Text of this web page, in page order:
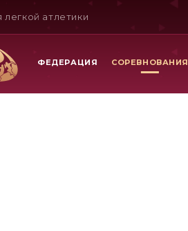
атлетики
ФЕДЕРАЦИЯ СОРЕВНОВАНИЯ